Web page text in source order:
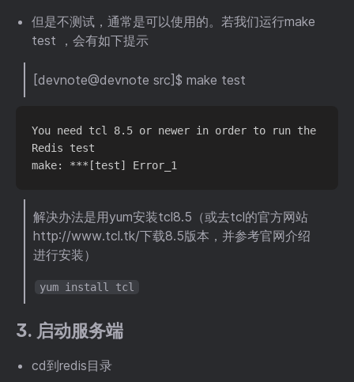
但是不测试，通常是可以使用的。若我们运行make
test ，会有如下提示
[devnote@devnote src]$ make test
You need tcl 8.5 or newer in order to run the
Redis test
解决办法是用yum安装tcl8.5（或去tcl的官方网站
http://www.tcl.tk/下载8.5版本，并参考官网介绍
进行安装）
yum install tcl
3. 启动服务端
cd到redis目录